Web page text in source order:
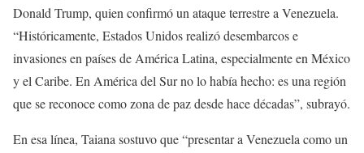
Donald Trump, quien confirmó un ataque terrestre a Venezuela.
“Históricamente, Estados Unidos realizó desembarcos e
invasiones en países de América Latina, especialmente en México
y el Caribe. En América del Sur no lo había hecho: es una región
que se reconoce como zona de paz desde hace décadas”, subrayó.
En esa línea, Taiana sostuvo que “presentar a Venezuela como un